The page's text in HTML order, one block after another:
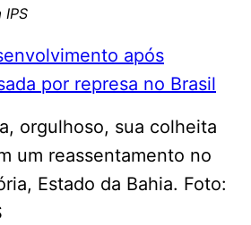
IPS
orgulhoso, sua colheita
um reassentamento no
Estado da Bahia. Foto: